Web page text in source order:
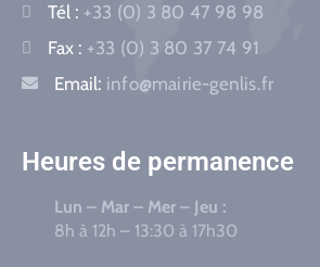
Tél : +33 (0) 3 80 47 98 98
Fax : +33 (0) 3 80 37 74 91
Email: info@mairie-genlis.fr
Heures de permanence
Lun – Mar – Mer – Jeu :
8h à 12h – 13:30 à 17h30